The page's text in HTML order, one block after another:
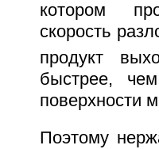
котором
скорость
продукт
быстрее,
поверхности
Поэтому